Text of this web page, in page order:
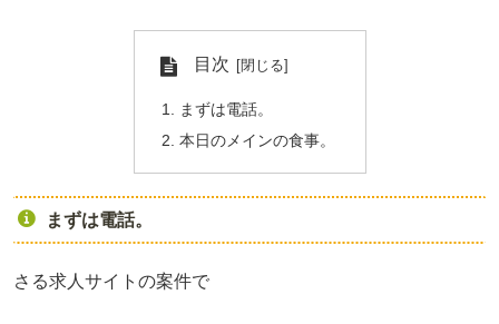
目次
まずは電話。
本日のメインの食事。
まずは電話。
さる求人サイトの案件で